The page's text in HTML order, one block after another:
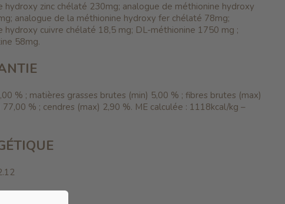
hydroxy zinc chélaté 230mg; analogue de méthionine hydroxy
analogue de la méthionine hydroxy fer chélaté 78mg;
hydroxy cuivre chélaté 18,5 mg; DL-méthionine 1750 mg ;
58mg.
% ; matières grasses brutes (min) 5,00 % ; fibres brutes (max)
% ; cendres (max) 2,90 %. ME calculée : 1118kcal/kg –